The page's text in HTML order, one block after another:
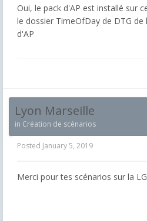
Oui, le pack d'AP est installé sur
le dossier TimeOfDay de DTG de
d'AP
Lyon Marseille
in Création de scénarios
Posted January 5, 2019
Merci pour tes scénarios sur la